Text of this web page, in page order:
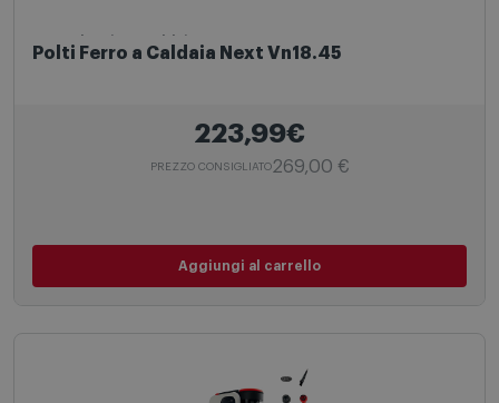
Polti Ferro a Caldaia Next Vn18.45
223,99€
PREZZO CONSIGLIATO269,00 €
Aggiungi al carrello